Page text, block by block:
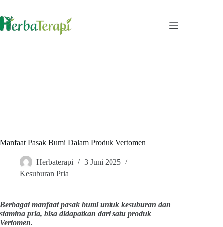
content
Manfaat Pasak Bumi Dalam Produk Vertomen
Herbaterapi
3 Juni 2025
Kesuburan Pria
Berbagai manfaat pasak bumi untuk kesuburan dan
stamina pria, bisa didapatkan dari satu produk
Vertomen.